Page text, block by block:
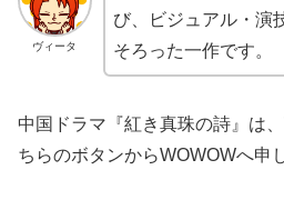
ヴィータ
び、ビジュアル・演
そろった一作です。
中国ドラマ『紅き真珠の詩』は
ちらのボタンからWOWOWへ申